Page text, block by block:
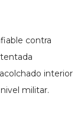
contra
interior
militar.